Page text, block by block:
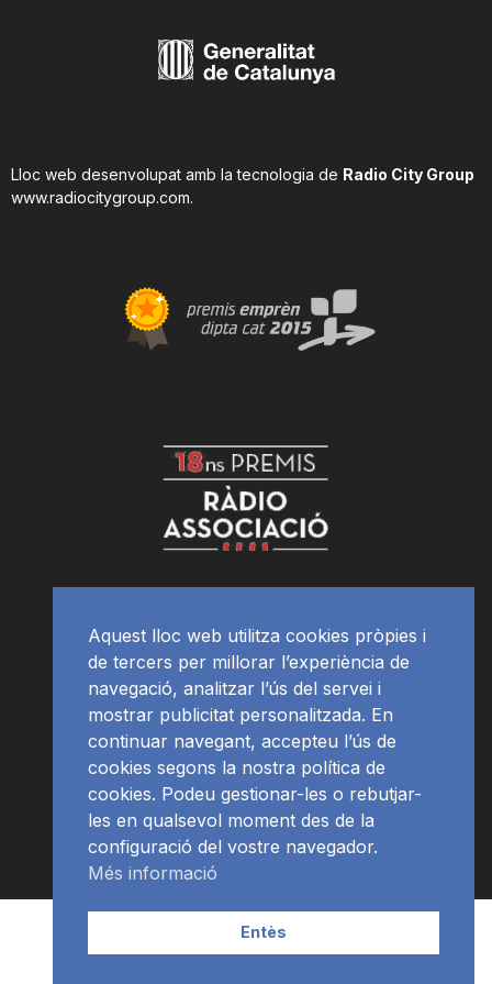
Lloc web desenvolupat amb la tecnologia de Radio City Group
www.radiocitygroup.com.
APP Programació
Aquest lloc web utilitza cookies pròpies i
de tercers per millorar l’experiència de
navegació, analitzar l’ús del servei i
mostrar publicitat personalitzada. En
continuar navegant, accepteu l’ús de
cookies segons la nostra política de
cookies. Podeu gestionar-les o rebutjar-
les en qualsevol moment des de la
configuració del vostre navegador.
Més informació
Entès